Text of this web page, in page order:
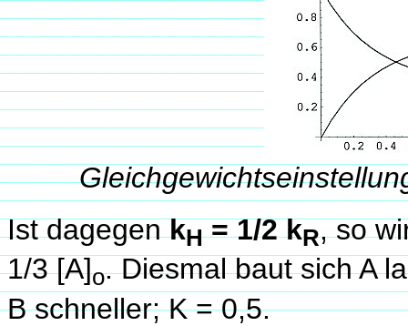
Ist dagegenkH= 1/2 kR, so
1/3 [A]o. Diesmal baut sich A
B schneller; K = 0,5.